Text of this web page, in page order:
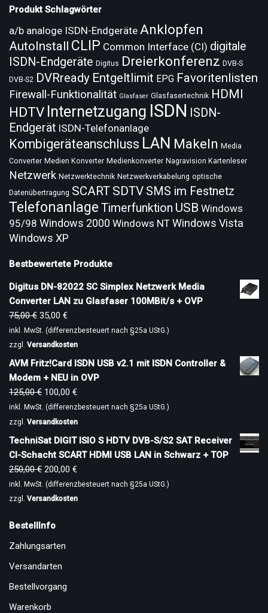
Produkt Schlagwörter
a/b analoge ISDN-Endgeräte Anklopfen
AutoInstall CLIP Common Interface (CI) digitale
ISDN-Endgeräte Digitus Dreierkonferenz DVB-S
DVB-S2 DVRready Entgeltlimit EPG Favoritenlisten
Firewall-Funktionalität Glasfaser Glasfasertechnik HDMI
HDTV Internetzugang ISDN ISDN-
Endgerät ISDN-Telefonanlage
Kombigeräteanschluss LAN Makeln Media
Converter Medien Konverter Medienkonverter Nagravision Kartenleser
Netzwerk Netzwerktechnik Netzwerkverkabelung optische
Datenübertragung SCART SDTV SMS im Festnetz
Telefonanlage Timerfunktion USB Windows
95/98 Windows 2000 Windows NT Windows Vista
Windows XP
Bestbewertete Produkte
Digitus DN-82022 SC Simplex Netzwerk Media
Converter LAN zu Glasfaser 100MBit/s + OVP
75,00€ 35,00 €
inkl. MwSt. (differenzbesteuert nach §25a UStG.)
zzgl. Versandkosten
AVM Fritz!Card ISDN USB v2.1 mit ISDN Controller &
Modem + NEU in OVP
125,00€ 100,00 €
inkl. MwSt. (differenzbesteuert nach §25a UStG.)
zzgl. Versandkosten
TechniSat DIGIT ISIO S HDTV DVB-S/S2 SAT Receiver
CI-Schacht SCART HDMI USB LAN in Schwarz + TOP
250,00€ 200,00 €
inkl. MwSt. (differenzbesteuert nach §25a UStG.)
zzgl. Versandkosten
BestellInfo
Zahlungsarten
Versandarten
Bestellvorgang
Warenkorb